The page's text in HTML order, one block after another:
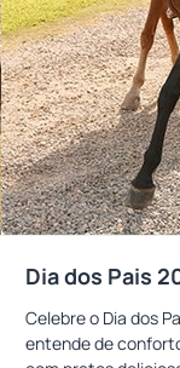
Dia dos Pais
Reembolsável
Celebre o Dia dos
entende de